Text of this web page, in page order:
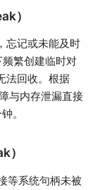
）
忘记或未能及时
繁创建临时对
法回收。根据
与内存泄漏直接
。
）
等系统句柄未被